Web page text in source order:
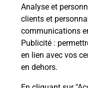
Analyse et
clients et
communications
Publicité :
en lien avec vos
en dehors.
Ouvert
En savoir plus